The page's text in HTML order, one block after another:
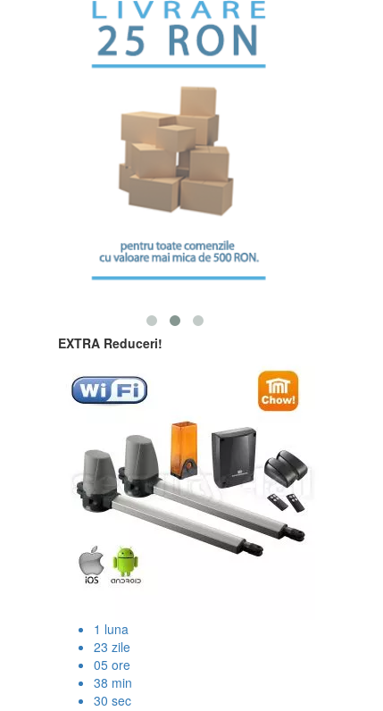
EXTRA Reduceri!
1 luna
23 zile
05ore
38 min
29 sec